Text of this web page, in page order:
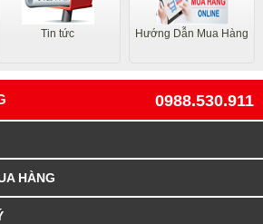
Tin tức Hướng Dẫn Mua Hàng
0988.530.911
HÀNG